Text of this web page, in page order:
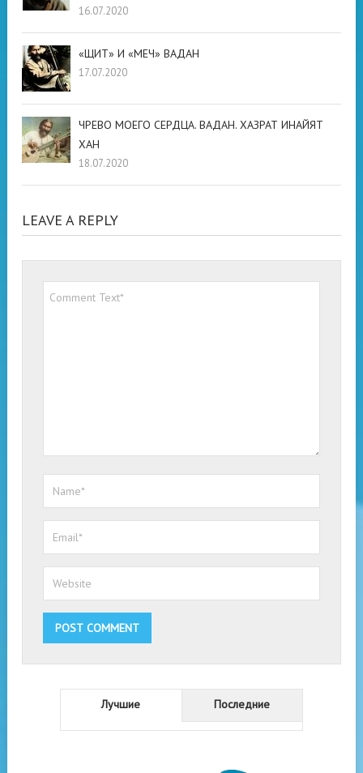
16.07.2020
«ЩИТ» И «МЕЧ» ВАДАН
17.07.2020
ЧРЕВО МОЕГО СЕРДЦА. ВАДАН. ХАЗРАТ ИНАЙЯТ
ХАН
18.07.2020
LEAVE A REPLY
Лучшие Последние